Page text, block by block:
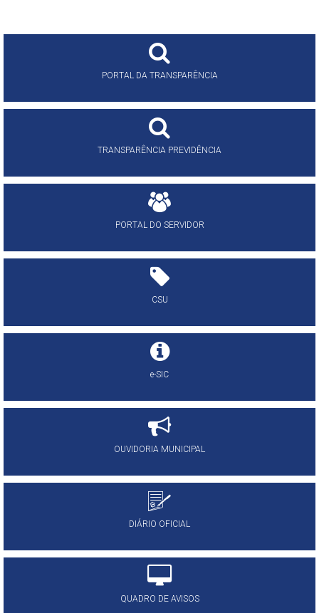
PORTAL DA TRANSPARÊNCIA
TRANSPARÊNCIA PREVIDÊNCIA
PORTAL DO SERVIDOR
CSU
e-SIC
OUVIDORIA MUNICIPAL
DIÁRIO OFICIAL
QUADRO DE AVISOS